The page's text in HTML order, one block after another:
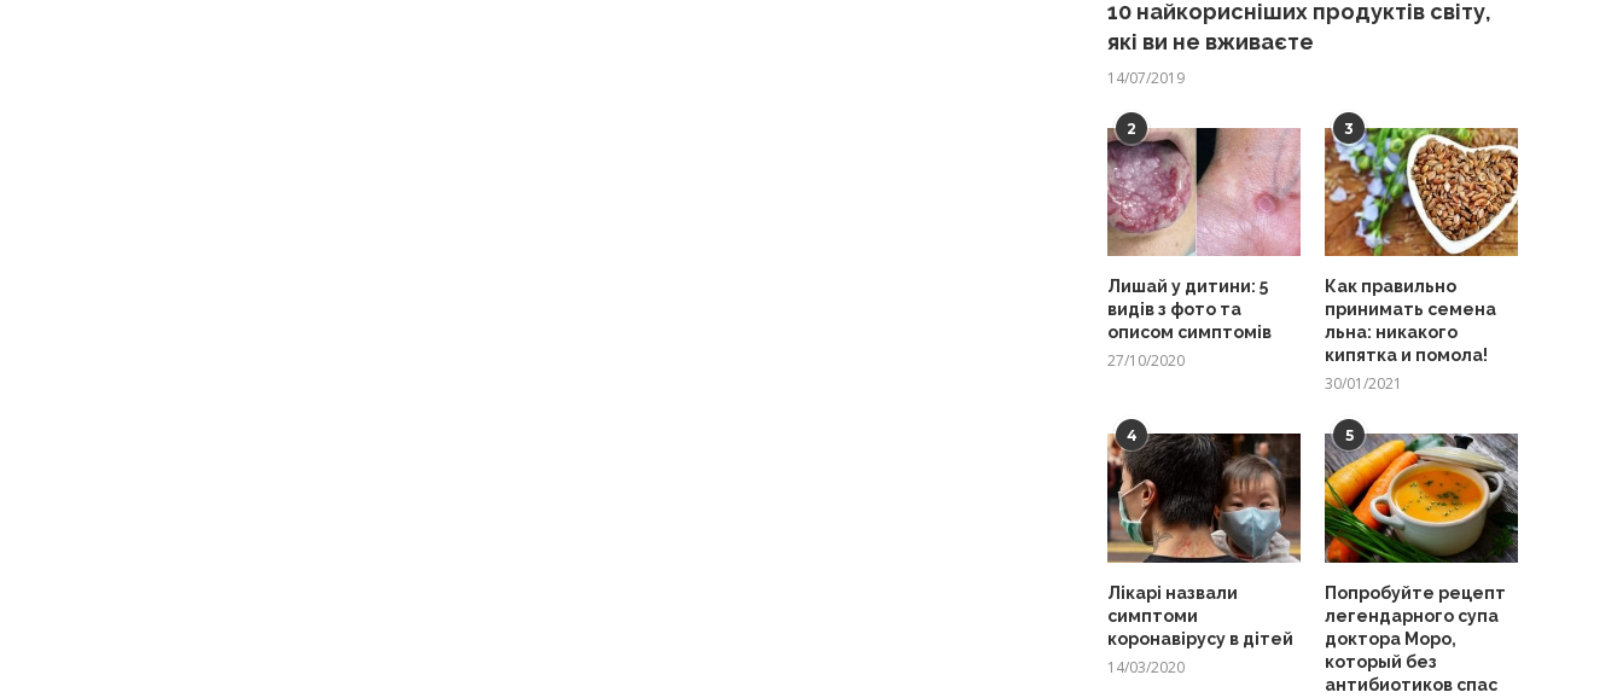
10 найкорисніших продуктів світу,
які ви не вживаєте
14/07/2019
2
Лишай у дитини: 5
видів з фото та
описом симптомів
27/10/2020
3
Как правильно
принимать семена
льна: никакого
кипятка и помола!
30/01/2021
4
Лікарі назвали
симптоми
коронавірусу в дітей
14/03/2020
5
Попробуйте рецепт
легендарного супа
доктора Моро,
который без
антибиотиков спас